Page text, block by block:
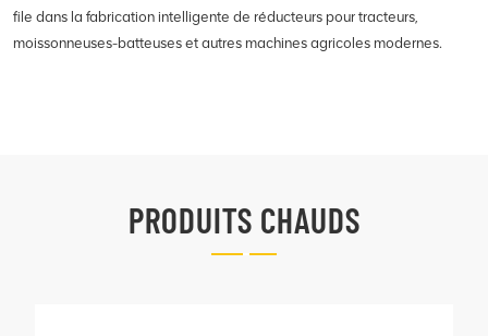
file dans la fabrication intelligente de réducteurs pour tracteurs,
moissonneuses-batteuses et autres machines agricoles modernes.
PRODUITS CHAUDS